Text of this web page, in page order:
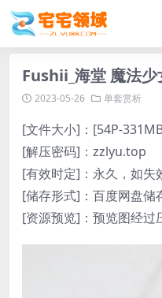
Fushii_海堂 魔法
2023-05-26 单套赏析
[文件大小]：[54P-
[解压密码]：zzlyu.top
[有效时定]：永久，如失
[储存形式]：百度网盘储
[资源预览]：预览图经过